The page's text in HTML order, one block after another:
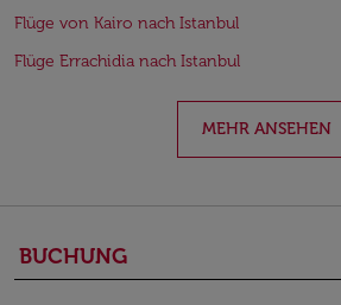
Flüge von Kairo nach Istanbul
Flüge Errachidia nach Istanbul
MEHR ANSEHEN
BUCHUNG